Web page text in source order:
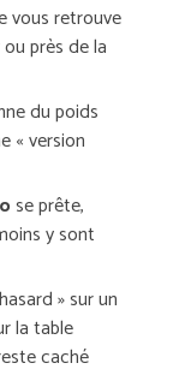
vous retrouve
près de la
du poids
« version
se prête,
y sont
» sur un
la table
caché